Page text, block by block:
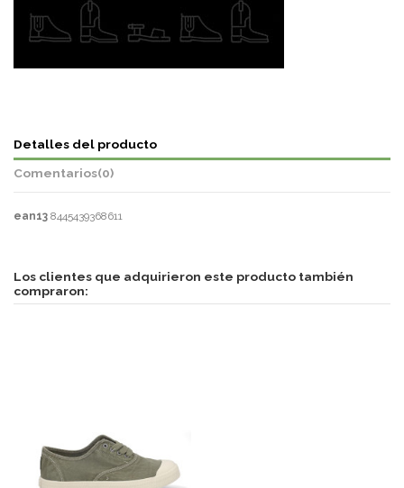
Detalles del producto
Comentarios(0)
ean13 8445439368611
Los clientes que adquirieron este producto también
compraron: